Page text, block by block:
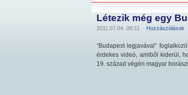
Létezik még egy
2011.07.04. 08:31 Hozzászólások
“Budapest legjavával”
érdekes videó, amiből kiderül,
19. század végén magyar